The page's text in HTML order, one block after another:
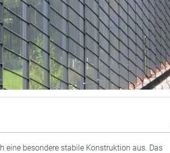
eine besondere stabile Konstruktion aus. Das